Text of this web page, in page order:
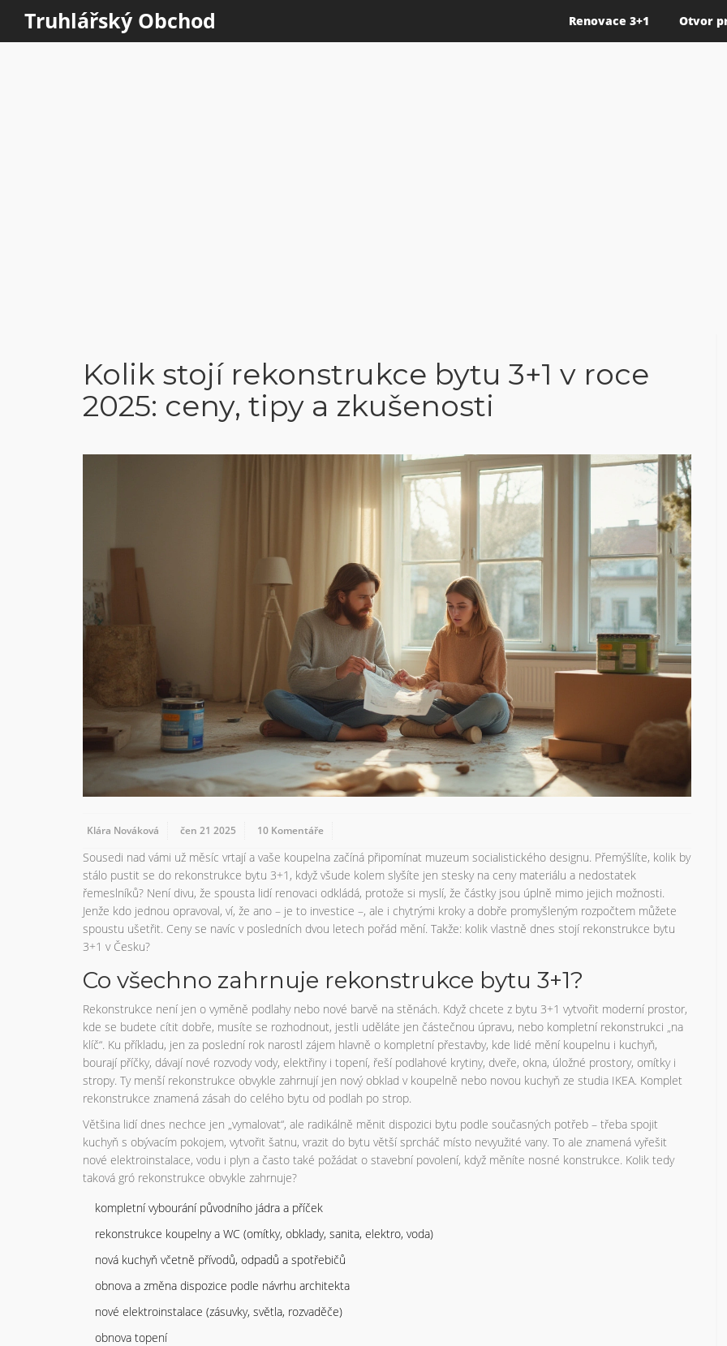
Truhlářský Obchod Renovace 3+1 Otvor
Kolik stojí rekonstrukce bytu 3+1 v roce
2025: ceny, tipy a zkušenosti
Klára Nováková čen 21 2025 10 Komentáře
Sousedi nad vámi už měsíc vrtají a vaše koupelna začíná připomínat muzeum socialistického designu. Přemýšlíte, kolik by
stálo pustit se do rekonstrukce bytu 3+1, když všude kolem slyšíte jen stesky na ceny materiálu a nedostatek
řemeslníků? Není divu, že spousta lidí renovaci odkládá, protože si myslí, že částky jsou úplně mimo jejich možnosti.
Jenže kdo jednou opravoval, ví, že ano – je to investice –, ale i chytrými kroky a dobře promyšleným rozpočtem můžete
spoustu ušetřit. Ceny se navíc v posledních dvou letech pořád mění. Takže: kolik vlastně dnes stojí rekonstrukce bytu
3+1 v Česku?
Co všechno zahrnuje rekonstrukce bytu 3+1?
Rekonstrukce není jen o vyměně podlahy nebo nové barvě na stěnách. Když chcete z bytu 3+1 vytvořit moderní prostor,
kde se budete cítit dobře, musíte se rozhodnout, jestli uděláte jen částečnou úpravu, nebo kompletní rekonstrukci „na
klíč“. Ku příkladu, jen za poslední rok narostl zájem hlavně o kompletní přestavby, kde lidé mění koupelnu i kuchyň,
bourají příčky, dávají nové rozvody vody, elektřiny i topení, řeší podlahové krytiny, dveře, okna, úložné prostory, omítky i
stropy. Ty menší rekonstrukce obvykle zahrnují jen nový obklad v koupelně nebo novou kuchyň ze studia IKEA. Komplet
rekonstrukce znamená zásah do celého bytu od podlah po strop.
Většina lidí dnes nechce jen „vymalovat“, ale radikálně měnit dispozici bytu podle současných potřeb – třeba spojit
kuchyň s obývacím pokojem, vytvořit šatnu, vrazit do bytu větší sprcháč místo nevyužité vany. To ale znamená vyřešit
nové elektroinstalace, vodu i plyn a často také požádat o stavební povolení, když měníte nosné konstrukce. Kolik tedy
taková gró rekonstrukce obvykle zahrnuje?
kompletní vybourání původního jádra a příček
rekonstrukce koupelny a WC (omítky, obklady, sanita, elektro, voda)
nová kuchyň včetně přívodů, odpadů a spotřebičů
obnova a změna dispozice podle návrhu architekta
nové elektroinstalace (zásuvky, světla, rozvaděče)
obnova topení